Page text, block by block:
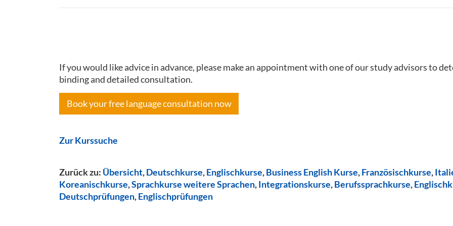
If you would like advice in advance, please make an appointment with one of our study advisors to
binding and detailed consultation.
Book your free language consultation now
Zur Kurssuche
Zurück zu: Übersicht,Deutschkurse,Englischkurse,Business English Kurse,Französischkurse,
Koreanischkurse,Sprachkurse weitere Sprachen,Integrationskurse,Berufssprachkurse,
Deutschprüfungen,Englischprüfungen